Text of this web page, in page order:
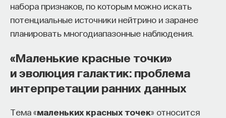
набора признаков, по которым можно искать
потенциальные источники нейтрино и заранее
планировать многодиапазонные наблюдения.
«Маленькие красные точки»
и эволюция галактик: проблема
интерпретации ранних данных
Тема «маленьких красных точек» относится